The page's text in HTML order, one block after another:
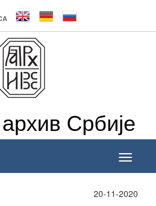
Србије
Toggle
20-11-2020